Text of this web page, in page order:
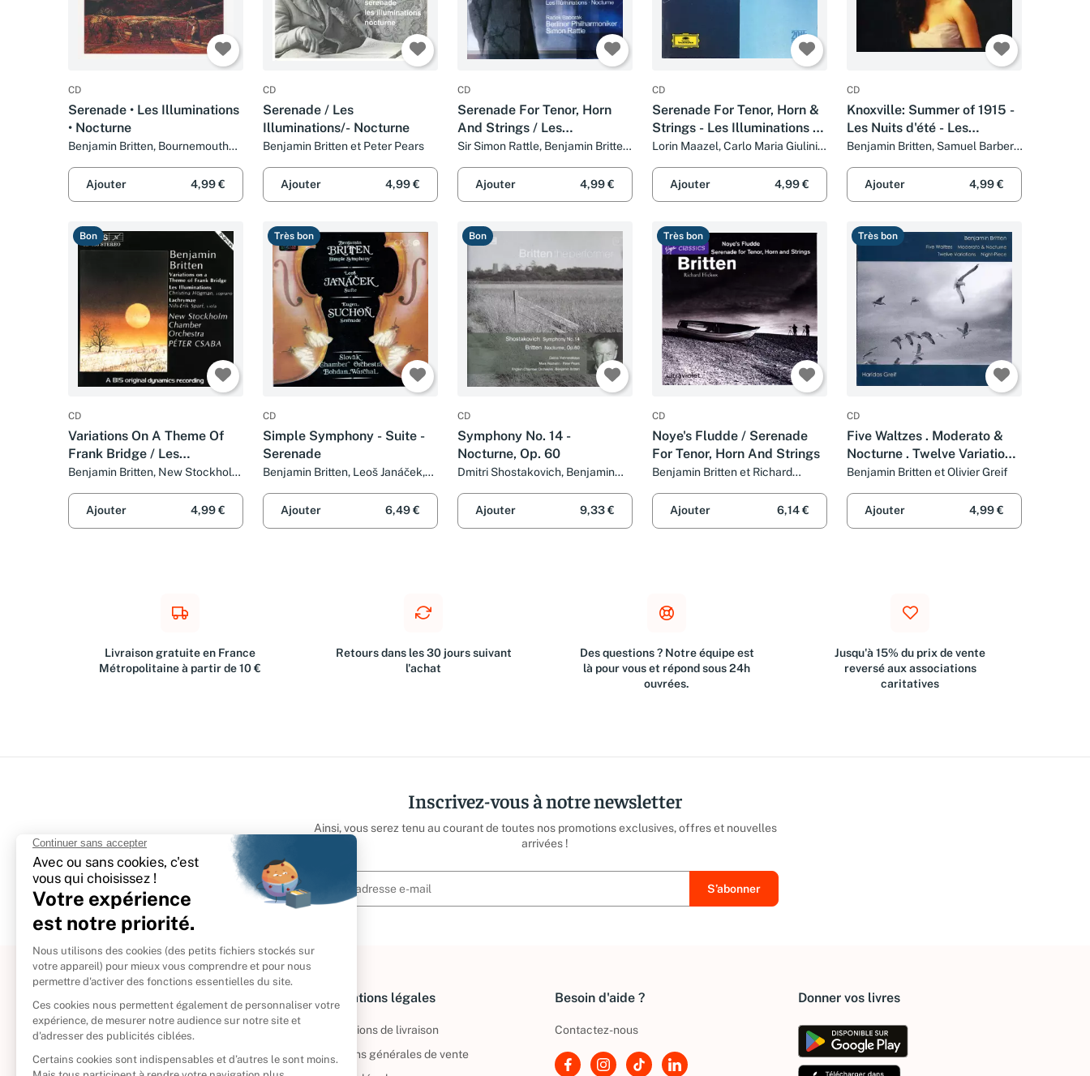
CD
Serenade • Les Illuminations
• Nocturne
Benjamin Britten, Bournemouth
Michael Thompson (2) et Adrian
Thompson
Ajouter 4,99 €
CD
Serenade / Les
Illuminations/- Nocturne
Benjamin Britten et Peter Pears
Ajouter 4,99 €
CD
Serenade For Tenor, Horn
And Strings / Les
Illuminations / Nocturne
Sir Simon Rattle, Benjamin Britten,
Bostridge et Radek Baborák
Ajouter 4,99 €
CD
Serenade For Tenor, Horn &
Strings - Les Illuminations -
The Young Person's Guide To
The Orchestra
Lorin Maazel, Carlo Maria Giulini,
Dale Clevenger
Ajouter 4,99 €
CD
Knoxville: Summer of 1915 -
Les Nuits d'été - Les
Illuminations
Benjamin Britten, Samuel Barber,
Philharmonique De Liège, Paul
Daniel et Anne-Catherine Gillet
Ajouter 4,99 €
Bon
CD
Variations On A Theme Of
Frank Bridge / Les
Illuminations / Lachrymae
Benjamin Britten, New Stockholm
Csaba
Ajouter 4,99 €
Très bon
CD
Simple Symphony - Suite -
Serenade
Benjamin Britten, Leoš Janáček,
Orchestra et Bohdan Warchal
Ajouter 6,49 €
Bon
CD
Symphony No. 14 -
Nocturne, Op. 60
Dmitri Shostakovich, Benjamin
Orchestra, Galina Vishnevskaya,
Peter Pears et Mark Rezhetin
Ajouter 9,33 €
Très bon
CD
Noye's Fludde / Serenade
For Tenor, Horn And Strings
Benjamin Britten et Richard
Ajouter
6,14 €
Très bon
CD
Five Waltzes . Moderato &
Nocturne . Twelve Variations
. Night-Piece
Benjamin Britten et Olivier Greif
Ajouter 4,99 €
Livraison gratuite en France
Métropolitaine à partir de 10 €
Retours dans les 30 jours suivant
l'achat
Des questions ? Notre équipe est
là pour vous et répond sous 24h
ouvrées.
Jusqu'à 15% du prix de vente
reversé aux associations
caritatives
Inscrivez-vous à notre newsletter
Ainsi, vous serez tenu au courant de toutes nos promotions exclusives, offres et nouvelles
arrivées !
À propos
Politique de retour
Reprendre vos livres
Informations légales
Informations de livraison
Conditions générales de vente
Besoin d'aide ?
Contactez-nous
Donner vos livres